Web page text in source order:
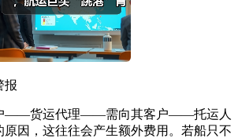
货运代理——需向其客户——托运人
因，这往往会产生额外费用。若船只不